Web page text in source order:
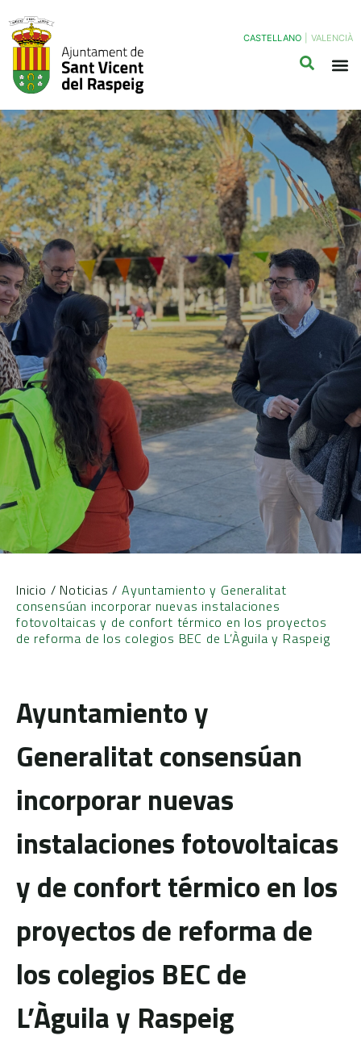
CASTELLANO VALENCIÀ
Inicio / Noticias /Ayuntamiento y Generalitat
consensúan incorporar nuevas instalaciones
fotovoltaicas y de confort térmico en los proyectos
de reforma de los colegios BEC de L’Àguila y Raspeig
Ayuntamiento y
Generalitat consensúan
incorporar nuevas
instalaciones fotovoltaicas
y de confort térmico en los
proyectos de reforma de
los colegios BEC de
L’Àguila y Raspeig